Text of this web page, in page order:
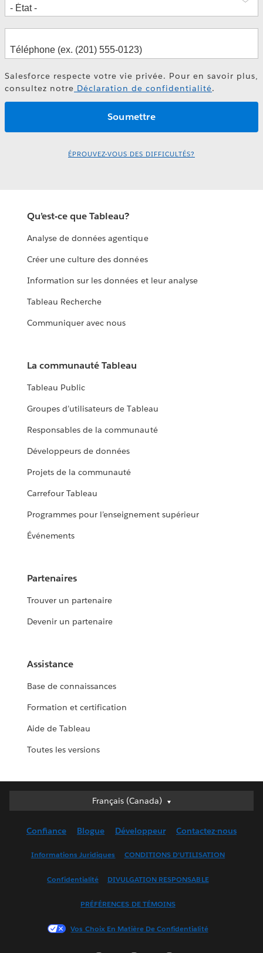
Salesforce respecte votre vie privée. Pour en savoir plus,
consultez notre Déclaration de confidentialité.
ÉPROUVEZ-VOUS DES DIFFICULTÉS?
Qu’est-ce que Tableau?
Analyse de données agentique
Créer une culture des données
Information sur les données et leur analyse
Tableau Recherche
Communiquer avec nous
La communauté Tableau
Tableau Public
Groupes d’utilisateurs de Tableau
Responsables de la communauté
Développeurs de données
Projets de la communauté
Carrefour Tableau
Programmes pour l’enseignement supérieur
Événements
Partenaires
Trouver un partenaire
Devenir un partenaire
Assistance
Base de connaissances
Formation et certification
Aide de Tableau
Toutes les versions
Français (Canada)
Français (Canada)
English (UK)
Français (France)
한국어
Confiance Blogue Développeur Contactez-nous
Informations Juridiques CONDITIONS D’UTILISATION
Confidentialité DIVULGATION RESPONSABLE
PRÉFÉRENCES DE TÉMOINS
Vos Choix En Matière De Confidentialité